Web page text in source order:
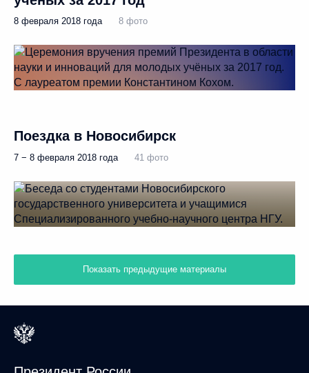
8 февраля 2018 года 8 фото
Поездка в Новосибирск
7 − 8 февраля 2018 года 41 фото
Показать предыдущие материалы